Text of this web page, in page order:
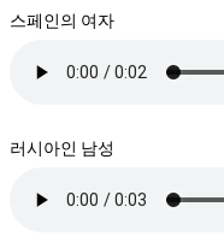
스페인의 여자
러시아인 남성